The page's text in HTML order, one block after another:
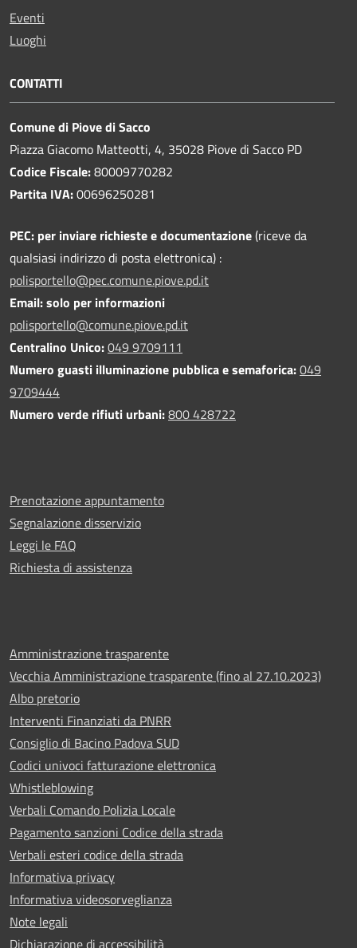
Eventi
Luoghi
CONTATTI
Comune di Piove di Sacco
Piazza Giacomo Matteotti, 4, 35028 Piove di Sacco PD
Codice Fiscale:80009770282
Partita IVA:00696250281
PEC: per inviare richieste e documentazione(riceve da
qualsiasi indirizzo di posta elettronica) :
polisportello@pec.comune.piove.pd.it
Email: solo per informazioni
polisportello@comune.piove.pd.it
Centralino Unico:049 9709111
Numero guasti illuminazione pubblica e semaforica:049
9709444
Numero verde rifiuti urbani:800 428722
Prenotazione appuntamento
Segnalazione disservizio
Leggi le FAQ
Richiesta di assistenza
Amministrazione trasparente
Vecchia Amministrazione trasparente (fino al 27.10.2023)
Albo pretorio
Interventi Finanziati da PNRR
Consiglio di Bacino Padova SUD
Codici univoci fatturazione elettronica
Whistleblowing
Verbali Comando Polizia Locale
Pagamento sanzioni Codice della strada
Verbali esteri codice della strada
Informativa privacy
Informativa videosorveglianza
Note legali
Dichiarazione di accessibilità